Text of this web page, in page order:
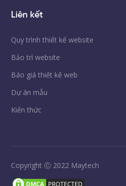
Liên kết
Quy trình thiết kế website
Bảo trì website
Báo giá thiết kế web
Dự án mẫu
Kiến thức
Copyright Ⓒ 2022 Maytech